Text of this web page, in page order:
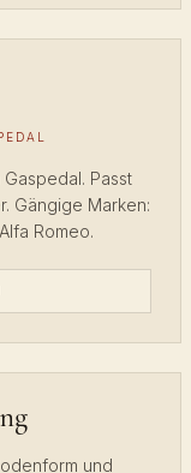
Passt
Gängige Marken:
Romeo.
und